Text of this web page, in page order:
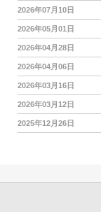
2026年07月10日
2026年05月01日
2026年04月28日
2026年04月06日
2026年03月16日
2026年03月12日
2025年12月26日